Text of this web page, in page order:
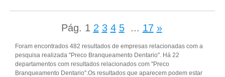
Pág. 1 2 3 4 5 ... 17 »
Foram encontrados 482 resultados de empresas relacionadas com a
pesquisa realizada "Preco Branqueamento Dentario". Há 22
departamentos com resultados relacionados com "Preco
Branqueamento Dentario".Os resultados que aparecem podem estar